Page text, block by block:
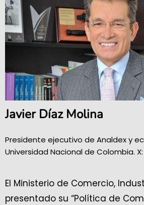
Javier Díaz Molina
Presidente ejecutivo de Analdex y
Universidad Nacional de Colombia.
El Ministerio de Comercio,
presentado su “Política de